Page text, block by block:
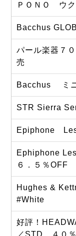
ＰＯＮＯ ウ
Bacchus
パール楽器７
売
Bacchus ミニ
STR Sierra
Epiphone
Ephiphone
６．５％OFF
Hughes &
#White
好評！
／STD ４０％